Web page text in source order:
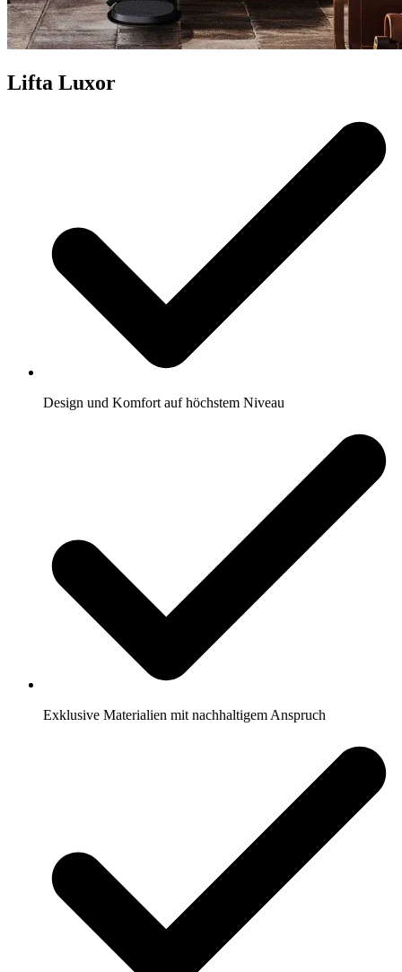
Lifta Luxor
Design und Komfort auf höchstem Niveau
Exklusive Materialien mit nachhaltigem Anspruch